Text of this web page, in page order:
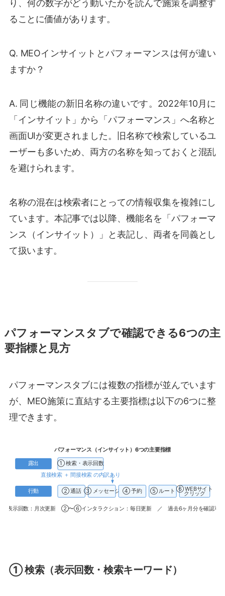
り、何の数字がどう動いたかを読んで施策を調整す
ることに価値があります。
Q. MEOインサイットとパフォーマンスは何が違い
ますか？
A. 同じ機能の新旧名称の違いです。2022年10月に
「インサイット」から「パフォーマンス」へ名称と
画面UIが変更されました。旧名称で検索しているユ
ーザーも多いため、両方の名称を知っておくと混乱
を避けられます。
名称の混在は検索者にとっての情報収集を複雑にし
ています。本記事では以降、機能名を「パフォーマ
ンス（インサイット）」と表記し、両者を同義とし
て扱います。
パフォーマンスタブで確認できる6つの主
要指標と見方
パフォーマンスタブには複数の指標が並んでいます
が、MEO施策に直結する主要指標は以下の6つに整
理できます。
パフォーマンス（インサイット）6つの主要指標
露出 ① 検索・表示回数
行動 ② 通話 ③ メッセージ ④ 予約 ⑤ ルート ⑥ WEBサイト
クリック
①表示回数：月次更新 ②〜⑥インタラクション：毎日更新 ／ 過去6ヶ月分を確認可能
直接検索 ＋ 間接検索 の内訳あり
① 検索（表示回数・検索キーワード）